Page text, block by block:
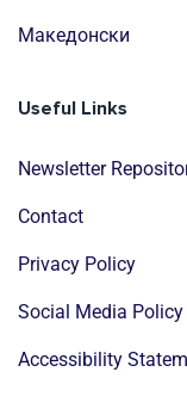
Mакедонски
Useful Links
Newsletter
Contact
Privacy Policy
Social Media Policy
Accessibility